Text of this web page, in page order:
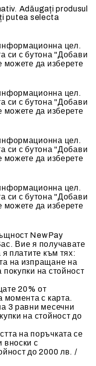
Adăugați produsul
putea selecta
цел.
си с бутона "Добави
можете да изберете
цел.
си с бутона "Добави
можете да изберете
цел.
си с бутона "Добави
можете да изберете
цел.
си с бутона "Добави
можете да изберете
NewPay
Вие я получавате
я платите към тях:
на изпращане на
на стойност
20% от
момента с карта.
3 равни месечни
на стойност до
на поръчката се
вноски с
до 2000 лв. /